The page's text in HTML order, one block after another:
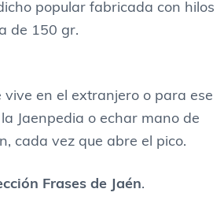
popular fabricada con hilos
de 150 gr.
en el extranjero o para ese
Jaenpedia o echar mano de
cada vez que abre el pico.
Frases de Jaén.